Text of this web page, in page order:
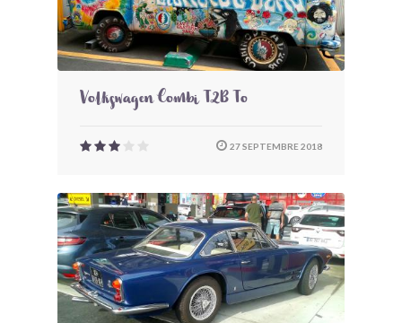
Volkswagen Combi T2B To
27 SEPTEMBRE 2018